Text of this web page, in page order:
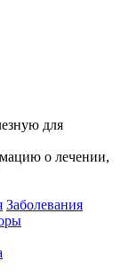
для
о лечении,
Заболевания